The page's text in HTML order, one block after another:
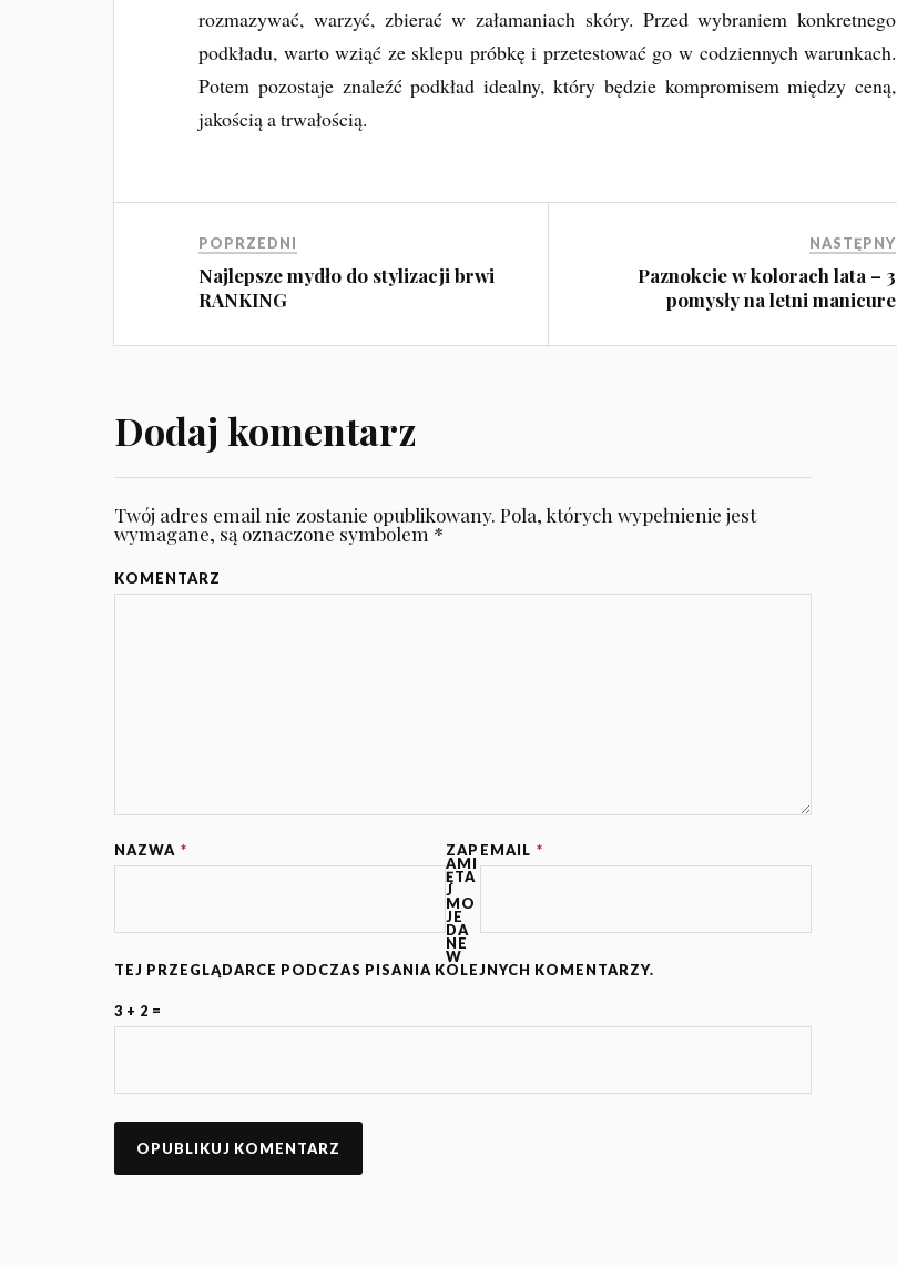
rozmazywać, warzyć, zbierać w załamaniach skóry. Przed wybraniem konkretnego
podkładu, warto wziąć ze sklepu próbkę i przetestować go w codziennych warunkach.
Potem pozostaje znaleźć podkład idealny, który będzie kompromisem między ceną,
jakością a trwałością.
POPRZEDNI
Najlepsze mydło do stylizacji brwi
RANKING
NASTĘPNY
Paznokcie w kolorach lata – 3
pomysły na letni manicure
Dodaj komentarz
Twój adres email nie zostanie opublikowany. Pola, których wypełnienie jest
wymagane, są oznaczone symbolem *
KOMENTARZ
NAZWA * EMAIL *
ZAP
AMI
ĘTA
J
MO
JE
DA
NE
W
TEJ PRZEGLĄDARCE PODCZAS PISANIA KOLEJNYCH KOMENTARZY.
3 + 2 =